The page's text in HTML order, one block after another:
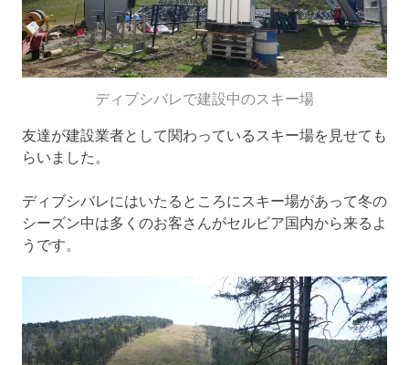
ディブシバレで建設中のスキー場
友達が建設業者として関わっているスキー場を見せても
らいました。
ディブシバレにはいたるところにスキー場があって冬の
シーズン中は多くのお客さんがセルビア国内から来るよ
うです。